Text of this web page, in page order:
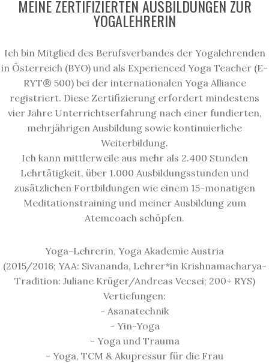
MEINE ZERTIFIZIERTEN AUSBILDUNGEN ZUR
YOGALEHRERIN
Ich bin Mitglied des Berufsverbandes der Yogalehrenden
in Österreich (BYO) und als Experienced Yoga Teacher (E-
RYT® 500) bei der internationalen Yoga Alliance
registriert. Diese Zertifizierung erfordert mindestens
vier Jahre Unterrichtserfahrung nach einer fundierten,
mehrjährigen Ausbildung sowie kontinuierliche
Weiterbildung.
Ich kann mittlerweile aus mehr als 2.400 Stunden
Lehrtätigkeit, über 1.000 Ausbildungsstunden und
zusätzlichen Fortbildungen wie einem 15-monatigen
Meditationstraining und meiner Ausbildung zum
Atemcoach schöpfen.
Yoga-Lehrerin, Yoga Akademie Austria
(2015/2016; YAA: Sivananda, Lehrer*in Krishnamacharya-
Tradition: Juliane Krüger/Andreas Vecsei; 200+ RYS)
Vertiefungen:
- Asanatechnik
- Yin-Yoga
- Yoga und Trauma
- Yoga, TCM & Akupressur für die Frau